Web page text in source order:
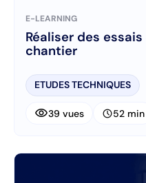
E-LEARNING
Réaliser des
chantier
ETUDES TECHNIQUES
visibility39 vues schedule52 min